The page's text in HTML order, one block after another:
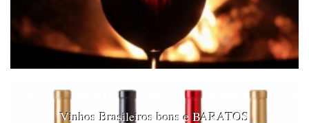
Vinhos Brasileiros bons e BARATOS